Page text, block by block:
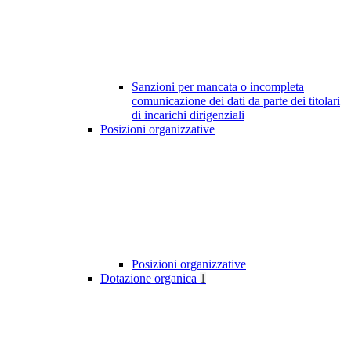
Sanzioni per mancata o incompleta
comunicazione dei dati da parte dei titolari
di incarichi dirigenziali
Posizioni organizzative
Posizioni organizzative
Dotazione organica 1